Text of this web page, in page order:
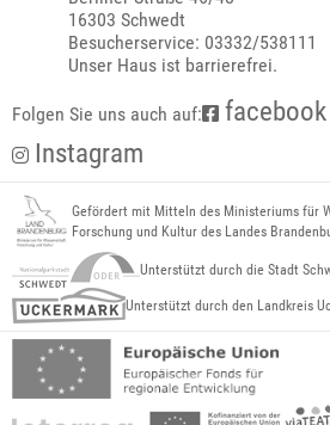
16303 Schwedt
Besucherservice: 03332/538111
Unser Haus ist barrierefrei.
Folgen Sie uns auch auf: facebook
Instagram
Gefördert mit Mitteln des Ministeriums für
Forschung und Kultur des Landes
Unterstützt durch die Stadt
Unterstützt durch den Landkreis